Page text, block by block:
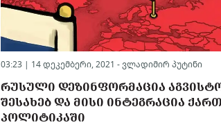
03:23 | 14 დეკემბერი, 2021 - ვლადიმირ პუტინი
ᲠᲣᲡᲣᲚᲘ ᲓᲔᲖᲘᲜᲤᲝᲠᲛᲐᲪᲘᲐ
ᲨᲔᲡᲐᲮᲔᲑ ᲓᲐ ᲛᲘᲡᲘ ᲘᲜᲢᲔᲒᲠᲐᲪᲘᲐ
ᲞᲝᲚᲘᲢᲘᲙᲐᲨᲘ